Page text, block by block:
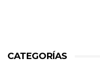
CATEGORÍAS